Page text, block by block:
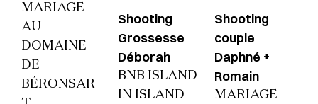
MARIAGE
AU
DOMAINE
DE
BÉRONSAR
Shooting
Grossesse
Déborah
BNB ISLAND
IN ISLAND
Shooting
couple
Daphné +
Romain
MARIAGE